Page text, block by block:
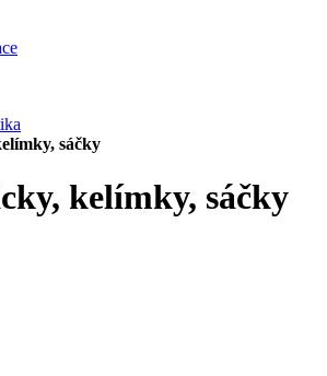
sáčky
kelímky, sáčky